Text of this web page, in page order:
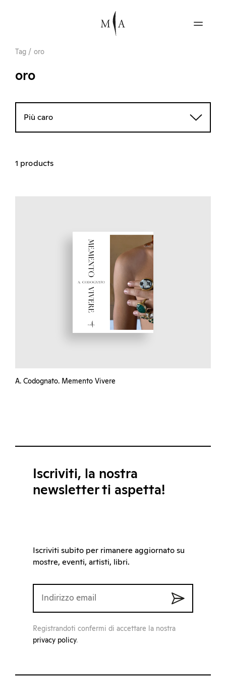
Tag / oro
oro
Più caro
1 products
A. Codognato. Memento Vivere
Iscriviti, la nostra
newsletter ti aspetta!
Iscriviti subito per rimanere aggiornato su
mostre, eventi, artisti, libri.
Registrandoti confermi di accettare la nostra
privacy policy.